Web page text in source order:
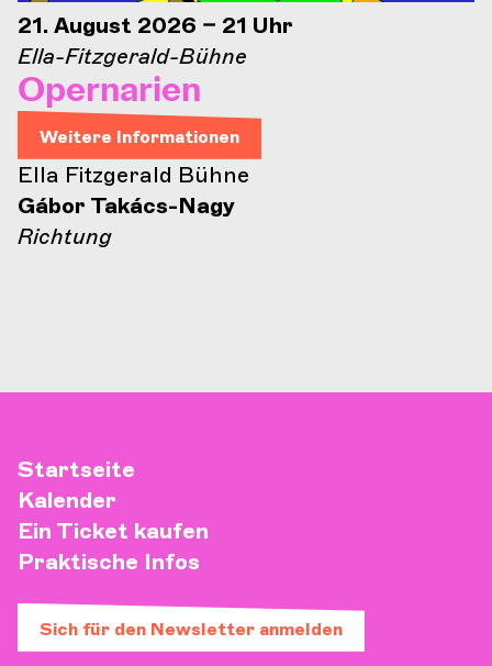
21. August 2026 – 21 Uhr
Ella-Fitzgerald-Bühne
Opernarien
Weitere Informationen
Ella Fitzgerald Bühne
Gábor Takács-Nagy
Richtung
Startseite
Kalender
Ein Ticket kaufen
Praktische Infos
Sich für den Newsletter anmelden